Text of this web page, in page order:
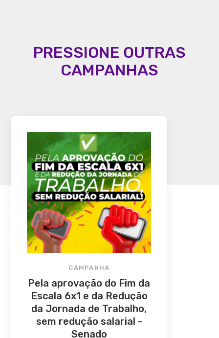
PRESSIONE OUTRAS
CAMPANHAS
CAMPANHA
Pela aprovação do Fim da
Escala 6x1 e da Redução
da Jornada de Trabalho,
sem redução salarial -
Senado